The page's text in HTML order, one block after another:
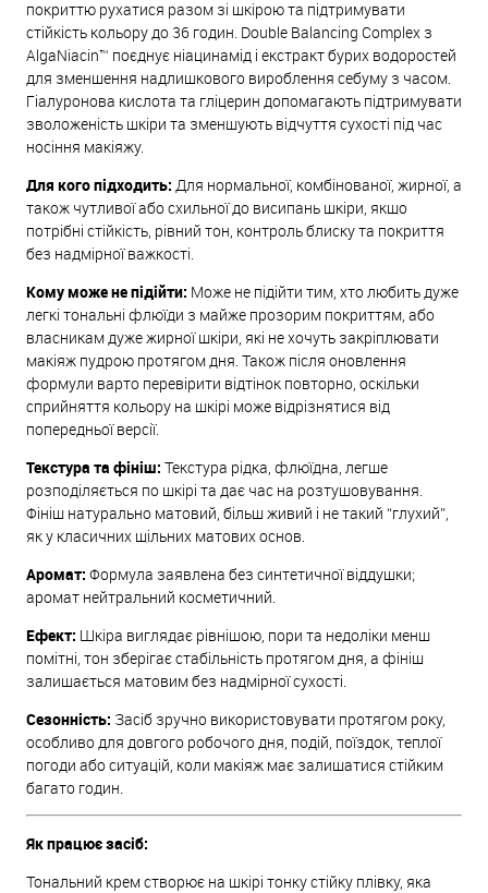
покриттю рухатися разом зі шкірою та підтримувати
стійкість кольору до 36 годин. Double Balancing Complex з
AlgaNiacin™ поєднує ніацинамід і екстракт бурих водоростей
для зменшення надлишкового вироблення себуму з часом.
Гіалуронова кислота та гліцерин допомагають підтримувати
зволоженість шкіри та зменшують відчуття сухості під час
носіння макіяжу.
Для кого підходить: Для нормальної, комбінованої, жирної, а
також чутливої або схильної до висипань шкіри, якщо
потрібні стійкість, рівний тон, контроль блиску та покриття
без надмірної важкості.
Кому може не підійти: Може не підійти тим, хто любить дуже
легкі тональні флюїди з майже прозорим покриттям, або
власникам дуже жирної шкіри, які не хочуть закріплювати
макіяж пудрою протягом дня. Також після оновлення
формули варто перевірити відтінок повторно, оскільки
сприйняття кольору на шкірі може відрізнятися від
попередньої версії.
Текстура та фініш: Текстура рідка, флюїдна, легше
розподіляється по шкірі та дає час на розтушовування.
Фініш натурально матовий, більш живий і не такий “глухий”,
як у класичних щільних матових основ.
Аромат: Формула заявлена без синтетичної віддушки;
аромат нейтральний косметичний.
Ефект: Шкіра виглядає рівнішою, пори та недоліки менш
помітні, тон зберігає стабільність протягом дня, а фініш
залишається матовим без надмірної сухості.
Сезонність: Засіб зручно використовувати протягом року,
особливо для довгого робочого дня, подій, поїздок, теплої
погоди або ситуацій, коли макіяж має залишатися стійким
багато годин.
Як працює засіб:
Тональний крем створює на шкірі тонку стійку плівку, яка